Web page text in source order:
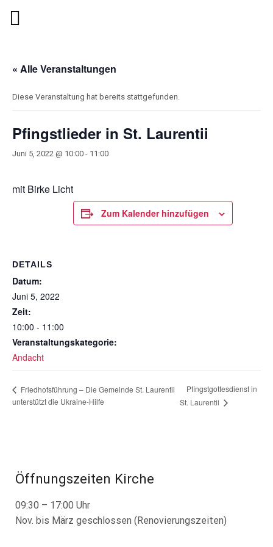
« Alle Veranstaltungen
Diese Veranstaltung hat bereits stattgefunden.
Pfingstlieder in St. Laurentii
Juni 5, 2022 @ 10:00 - 11:00
mit Birke Licht
Zum Kalender hinzufügen
DETAILS
Datum:
Juni 5, 2022
Zeit:
10:00 - 11:00
Veranstaltungskategorie:
Andacht
Friedhofsführung – Die Gemeinde St. Laurentii
unterstützt die Ukraine-Hilfe
Pfingstgottesdienst in
St. Laurentii
Öffnungszeiten Kirche
09:30 – 17:00 Uhr
Nov. bis März geschlossen (Renovierungszeiten)